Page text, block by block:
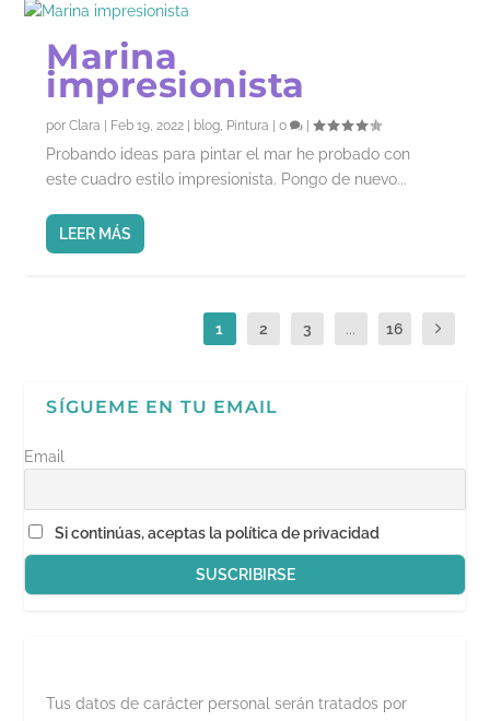
Marina
impresionista
porClara | Feb 19, 2022 | blog Pintura |0 |
Probando ideas para pintar el mar he probado con
este cuadro estilo impresionista. Pongo de nuevo...
LEER MÁS
1 2 3 ... 16
SÍGUEME EN TU EMAIL
Email
Si continúas, aceptas la política de privacidad
Tus datos de carácter personal serán tratados por